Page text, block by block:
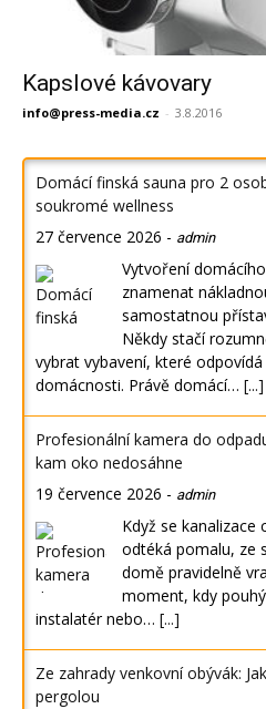
Kapslové kávovary
info@press-media.cz - 3.8.2016
Domácí finská sauna pro 2
soukromé wellness
27 července 2026 - admin
Vytvoření
znamenat
samostatnou
Někdy stačí
vybrat vybavení, které
domácnosti. Právě domácí… [...]
Profesionální kamera do
kam oko nedosáhne
19 července 2026 - admin
Když se kanalizace
odtéká pomalu, ze
domě pravidelně
moment, kdy
instalatér nebo… [...]
Ze zahrady venkovní obývák:
pergolou